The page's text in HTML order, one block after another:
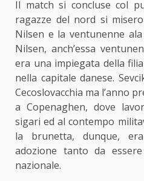
Il match si concluse col
ragazze del nord si
Nilsen e la ventunenne
Nilsen, anch’essa
era una impiegata della
nella capitale danese.
Cecoslovacchia ma l’anno
a Copenaghen, dove
sigari ed al contempo
la brunetta, dunque,
adozione tanto da
nazionale.